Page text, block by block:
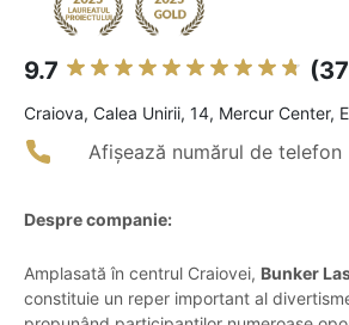
9.7
Craiova, Calea Unirii, 14, Mercur Center,
Afișează numărul de telefon
Despre companie:
Amplasată în centrul Craiovei, Bunker
constituie un reper important al